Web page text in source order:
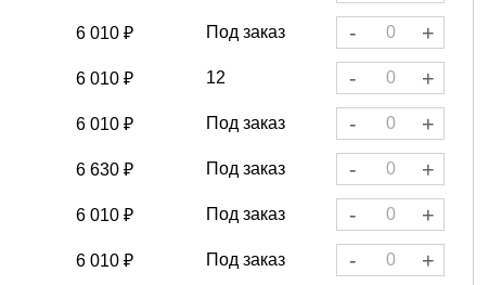
6 010 ₽ Под заказ - +
6 010 ₽ 12 - +
6 010 ₽ Под заказ - +
6 630 ₽ Под заказ - +
6 010 ₽ Под заказ - +
6 010 ₽ Под заказ - +